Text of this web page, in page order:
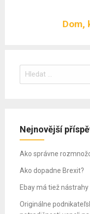
Dom,
Vyhledávání
Nejnovější
Ako správne
Ako dopadne Brexit?
Ebay má tiež nástrahy
Originálne